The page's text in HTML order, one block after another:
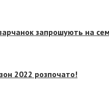
запрошують на
2022 розпочато!